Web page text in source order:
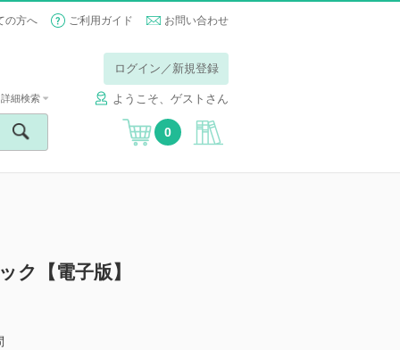
の方へ ご利用ガイド お問い合わせ
ログイン／新規登録
ようこそ、ゲストさん
詳細検索
0
ク【電子版】